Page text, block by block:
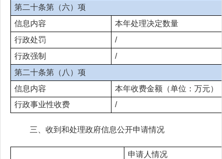
第二十条第（六）项
信息内容
本年处理决定数量
行政处罚
/
行政强制
/
第二十条第（八）项
信息内容
本年收费金额（单位：万元）
行政事业性收费
/
三、收到和处理政府信息公开申请情况
申请人情况